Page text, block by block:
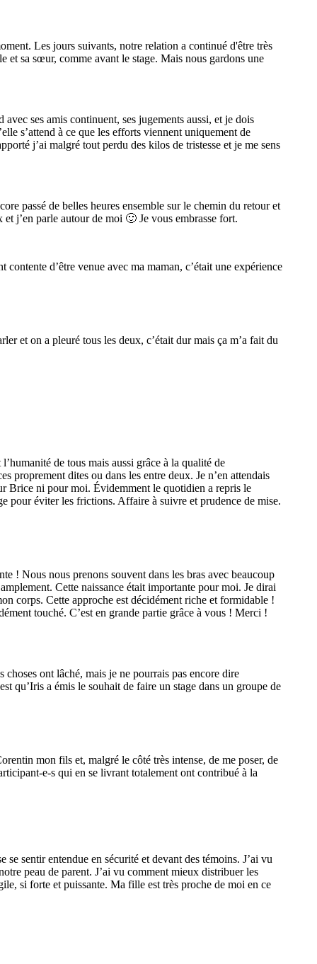
Les jours suivants, notre relation a continué d'être très
et sa sœur, comme avant le stage. Mais nous gardons une
ses amis continuent, ses jugements aussi, et je dois
s’attend à ce que les efforts viennent uniquement de
j’ai malgré tout perdu des kilos de tristesse et je me sens
passé de belles heures ensemble sur le chemin du retour et
j’en parle autour de moi 🙂 Je vous embrasse fort.
d’être venue avec ma maman, c’était une expérience
et on a pleuré tous les deux, c’était dur mais ça m’a fait du
de tous mais aussi grâce à la qualité de
proprement dites ou dans les entre deux. Je n’en attendais
Brice ni pour moi. Évidemment le quotidien a repris le
pour éviter les frictions. Affaire à suivre et prudence de mise.
! Nous nous prenons souvent dans les bras avec beaucoup
Cette naissance était importante pour moi. Je dirai
corps. Cette approche est décidément riche et formidable !
touché. C’est en grande partie grâce à vous ! Merci !
ont lâché, mais je ne pourrais pas encore dire
qu’Iris a émis le souhait de faire un stage dans un groupe de
mon fils et, malgré le côté très intense, de me poser, de
e-s qui en se livrant totalement ont contribué à la
sentir entendue en sécurité et devant des témoins. J’ai vu
peau de parent. J’ai vu comment mieux distribuer les
si forte et puissante. Ma fille est très proche de moi en ce